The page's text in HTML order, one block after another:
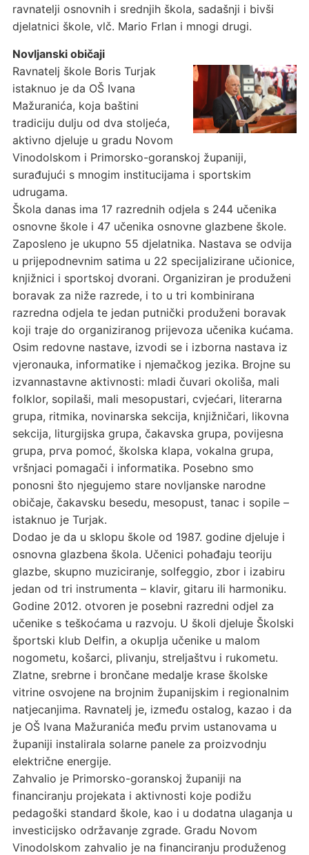
ravnatelji osnovnih i srednjih škola, sadašnji i bivši
djelatnici škole, vlč. Mario Frlan i mnogi drugi.
Novljanski običaji
Ravnatelj škole Boris Turjak
istaknuo je da OŠ Ivana
Mažuranića, koja baštini
tradiciju dulju od dva stoljeća,
aktivno djeluje u gradu Novom
Vinodolskom i Primorsko-goranskoj županiji,
surađujući s mnogim institucijama i sportskim
udrugama.
Škola danas ima 17 razrednih odjela s 244 učenika
osnovne škole i 47 učenika osnovne glazbene škole.
Zaposleno je ukupno 55 djelatnika. Nastava se odvija
u prijepodnevnim satima u 22 specijalizirane učionice,
knjižnici i sportskoj dvorani. Organiziran je produženi
boravak za niže razrede, i to u tri kombinirana
razredna odjela te jedan putnički produženi boravak
koji traje do organiziranog prijevoza učenika kućama.
Osim redovne nastave, izvodi se i izborna nastava iz
vjeronauka, informatike i njemačkog jezika. Brojne su
izvannastavne aktivnosti: mladi čuvari okoliša, mali
folklor, sopilaši, mali mesopustari, cvjećari, literarna
grupa, ritmika, novinarska sekcija, knjižničari, likovna
sekcija, liturgijska grupa, čakavska grupa, povijesna
grupa, prva pomoć, školska klapa, vokalna grupa,
vršnjaci pomagači i informatika. Posebno smo
ponosni što njegujemo stare novljanske narodne
običaje, čakavsku besedu, mesopust, tanac i sopile –
istaknuo je Turjak.
Dodao je da u sklopu škole od 1987. godine djeluje i
osnovna glazbena škola. Učenici pohađaju teoriju
glazbe, skupno muziciranje, solfeggio, zbor i izabiru
jedan od tri instrumenta – klavir, gitaru ili harmoniku.
Godine 2012. otvoren je posebni razredni odjel za
učenike s teškoćama u razvoju. U školi djeluje Školski
športski klub Delfin, a okuplja učenike u malom
nogometu, košarci, plivanju, streljaštvu i rukometu.
Zlatne, srebrne i brončane medalje krase školske
vitrine osvojene na brojnim županijskim i regionalnim
natjecanjima. Ravnatelj je, između ostalog, kazao i da
je OŠ Ivana Mažuranića među prvim ustanovama u
županiji instalirala solarne panele za proizvodnju
električne energije.
Zahvalio je Primorsko-goranskoj županiji na
financiranju projekata i aktivnosti koje podižu
pedagoški standard škole, kao i u dodatna ulaganja u
investicijsko održavanje zgrade. Gradu Novom
Vinodolskom zahvalio je na financiranju produženog